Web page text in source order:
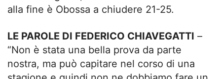
alla fine è Obossa a chiudere 21-25.
LE PAROLE DI FEDERICO CHIAVEGATTI –
“Non è stata una bella prova da parte
nostra, ma può capitare nel corso di una